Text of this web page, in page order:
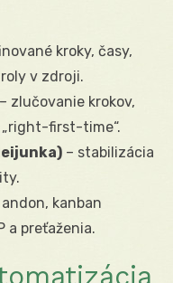
kroky, časy,
v zdroji.
zlučovanie krokov,
first-time“.
– stabilizácia
andon, kanban
a preťaženia.